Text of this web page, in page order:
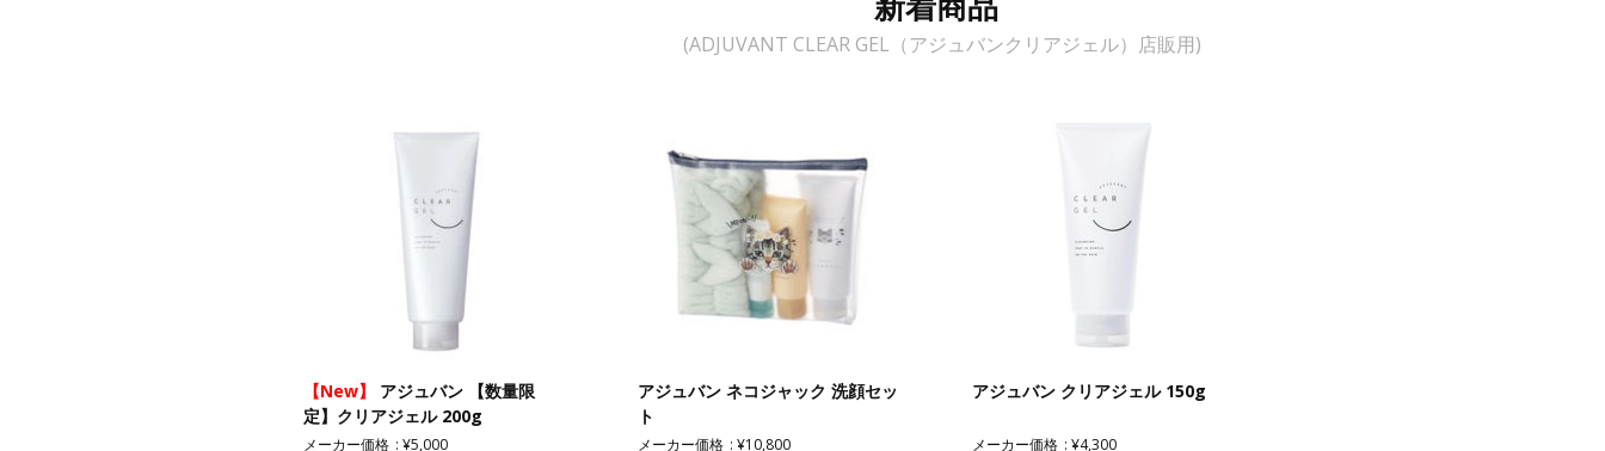
(ADJUVANT CLEAR GEL（アジュバンクリアジェル）店販用)
【New】
アジュバン 【数量限
定】クリアジェル 200g
メーカー価格
¥5,000
アジュバン ネコジャック 洗顔セッ
ト
メーカー価格
¥10,800
アジュバン クリアジェル 150g
メーカー価格
¥4,300